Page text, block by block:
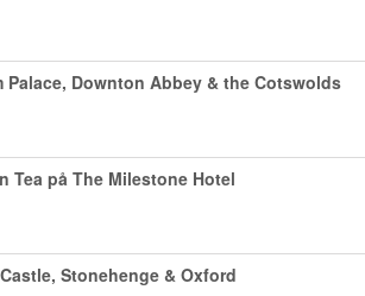
Palace, Downton Abbey & the Cotswolds
Tea på The Milestone Hotel
Stonehenge & Oxford